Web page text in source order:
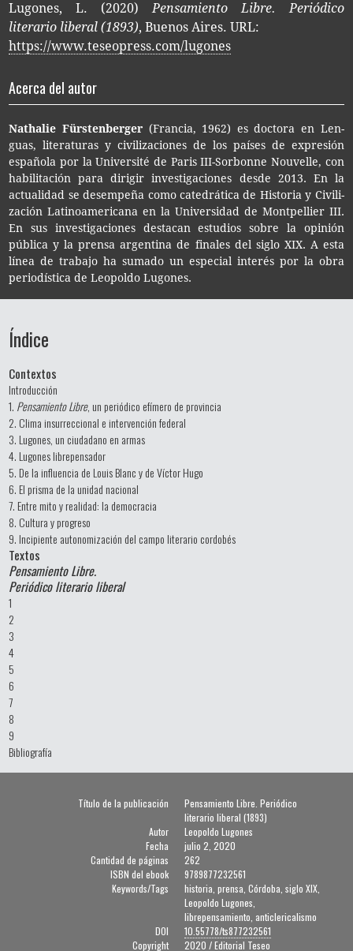
Lugones, L. (2020)Pensamiento Libre. Periódico
literario liberal (1893), Buenos Aires. URL:
https://www.teseopress.com/lugones
Acerca del autor
Nat­ha­lie Fürstenberger(Fran­cia, 1962) es doc­to­ra en Len­
guas, lite­ra­tu­ras y civi­li­za­cio­nes de los paí­ses de expre­sión
espa­ño­la por la Uni­ver­si­té de Paris III-​Sorbonne Nou­ve­lle, con
habi­li­ta­ción para diri­gir inves­ti­ga­cio­nes desde 2013. En la
actua­li­dad se desem­pe­ña como cate­drá­ti­ca de His­to­ria y Civi­li­
za­ción Lati­noa­me­ri­ca­na en la Uni­ver­si­dad de Mont­pe­llier III.
En sus inves­ti­ga­cio­nes des­ta­can estu­dios sobre la opi­nión
públi­ca y la pren­sa argen­ti­na de fina­les del siglo XIX. A esta
línea de tra­ba­jo ha suma­do un espe­cial inte­rés por la obra
perio­dís­ti­ca de Leo­pol­do Lugones.
Índice
Contextos
Introducción
1. Pensamiento Libre, un periódico efímero de provincia
2. Clima insurreccional e intervención federal
3. Lugones, un ciudadano en armas
4. Lugones librepensador
5. De la influencia de Louis Blanc y de Víctor Hugo
6. El prisma de la unidad nacional
7. Entre mito y realidad: la democracia
8. Cultura y progreso
9. Incipiente autonomización del campo literario cordobés
Textos
Pensamiento Libre.
Periódico literario liberal
1
2
3
4
5
6
7
8
9
Bibliografía
Título de la publicación
Pensamiento Libre. Periódico
literario liberal (1893)
Autor
Leopoldo Lugones
Fecha
julio 2, 2020
Cantidad de páginas
262
ISBN del ebook
9789877232561
Keywords/Tags
historia, prensa, Córdoba, siglo XIX,
Leopoldo Lugones,
librepensamiento, anticlericalismo
DOI
10.55778/ts877232561
Copyright
2020 / Editorial Teseo